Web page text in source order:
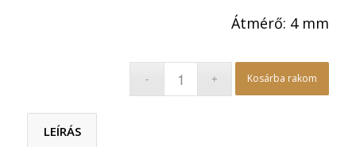
Átmérő: 4 mm
Kosárba rakom
LEÍRÁS